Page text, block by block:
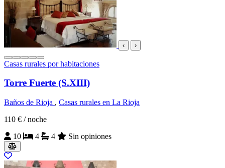
‹ ›
Casas rurales por habitaciones
Torre Fuerte (S.XIII)
Baños de Rioja , Casas rurales en La Rioja
110 € / noche
10
4 4 Sin opiniones